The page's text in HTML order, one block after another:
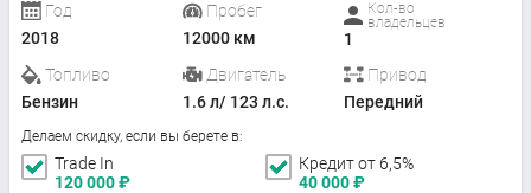
Год
2018
Пробег
12000 км
Кол-во
владельцев
1
Топливо
Бензин
Двигатель
1.6 л/ 123 л.с.
Привод
Передний
Делаем скидку, если вы берете в:
Trade In
120 000₽
Кредит от 6,5%
40 000₽